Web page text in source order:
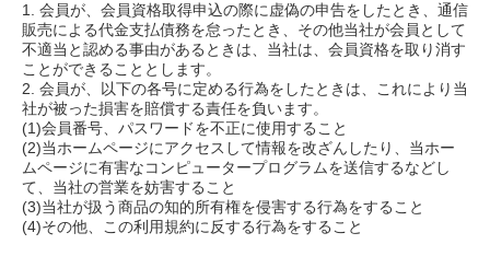
1. 会員が、会員資格取得申込の際に虚偽の申告をしたとき、通信
販売による代金支払債務を怠ったとき、その他当社が会員として
不適当と認める事由があるときは、当社は、会員資格を取り消す
ことができることとします。
2. 会員が、以下の各号に定める行為をしたときは、これにより当
社が被った損害を賠償する責任を負います。
(1)会員番号、パスワードを不正に使用すること
(2)当ホームページにアクセスして情報を改ざんしたり、当ホー
ムページに有害なコンピュータープログラムを送信するなどし
て、当社の営業を妨害すること
(3)当社が扱う商品の知的所有権を侵害する行為をすること
(4)その他、この利用規約に反する行為をすること